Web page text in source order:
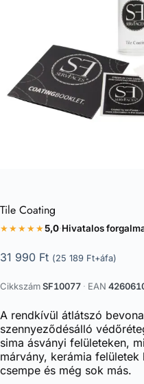
Tile Coating
★★★★★5,0·Hivatalos
31 990 Ft (25 189 Ft+áfa)
CikkszámSF10077 · EAN
A rendkívül átlátszó
szennyeződésálló
sima ásványi felületeken,
márvány, kerámia felületek
csempe és még sok más.